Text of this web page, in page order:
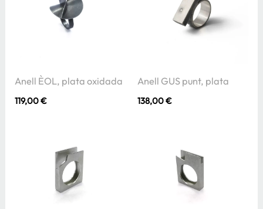
Anell ÈOL, plata oxidada
119,00€
Anell GUS punt, plata
138,00€